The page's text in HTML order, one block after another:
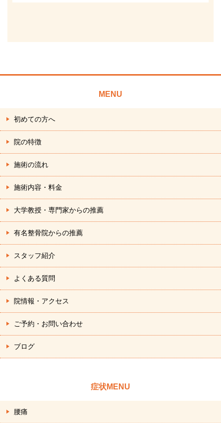
MENU
初めての方へ
院の特徴
施術の流れ
施術内容・料金
大学教授・専門家からの推薦
有名整骨院からの推薦
スタッフ紹介
よくある質問
院情報・アクセス
ご予約・お問い合わせ
ブログ
症状MENU
腰痛